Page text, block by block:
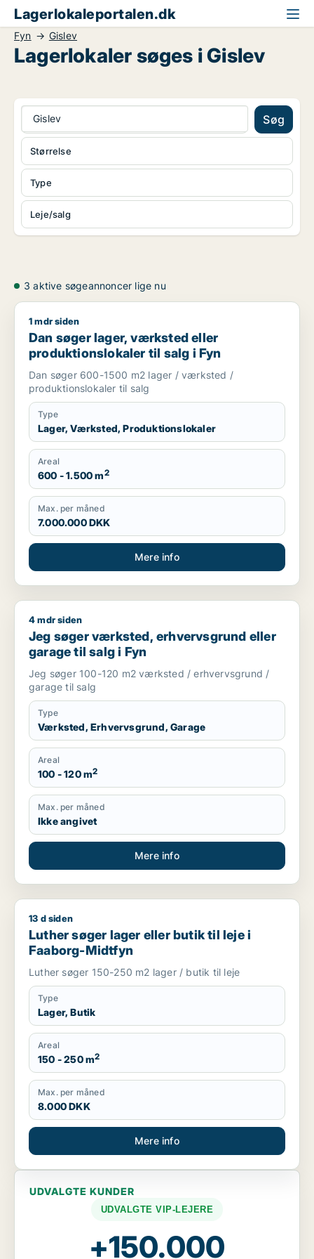
Lagerlokaleportalen.dk
Fyn Gislev
Lagerlokaler søges i Gislev
Gislev Søg
Type
Leje/salg
Størrelse
3 aktive søgeannoncer lige nu
Dan søger lager, værksted eller produktionslokaler til salg i
1 mdr siden
Dan søger lager, værksted eller
produktionslokaler til salg i Fyn
Dan søger 600-1500 m2 lager / værksted /
produktionslokaler til salg
Type
Lager, Værksted, Produktionslokaler
Areal
600 - 1.500 m2
Max. per måned
7.000.000 DKK
Mere info
Jeg søger værksted, erhvervsgrund eller garage til salg i
4 mdr siden
Jeg søger værksted, erhvervsgrund eller
garage til salg i Fyn
Jeg søger 100-120 m2 værksted / erhvervsgrund /
garage til salg
Type
Værksted, Erhvervsgrund, Garage
Areal
100 - 120 m2
Max. per måned
Ikke angivet
Mere info
Luther søger lager eller butik til leje i Faaborg-Midtfyn
13 d siden
Luther søger lager eller butik til leje i
Faaborg-Midtfyn
Luther søger 150-250 m2 lager / butik til leje
Type
Lager, Butik
Areal
150 - 250 m2
Max. per måned
8.000 DKK
Mere info
UDVALGTE KUNDER
UDVALGTE VIP-LEJERE
+150.000